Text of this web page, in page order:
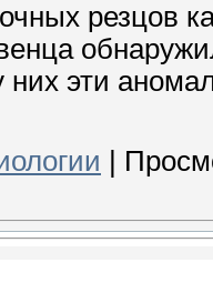
резцов
эти